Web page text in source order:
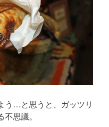
う…と思うと、ガッツリ
思議。